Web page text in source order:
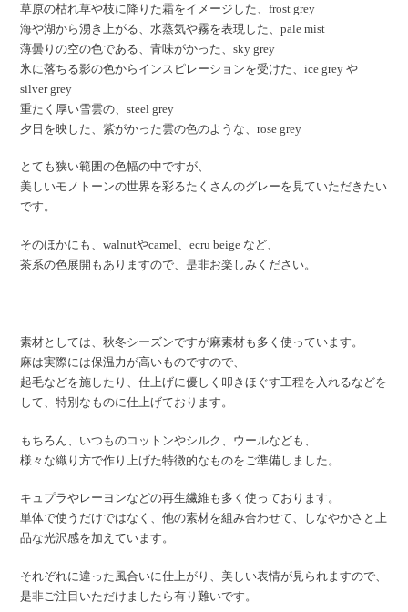
草原の枯れ草や枝に降りた霜をイメージした、frost grey
海や湖から湧き上がる、水蒸気や霧を表現した、pale mist
薄曇りの空の色である、青味がかった、sky grey
氷に落ちる影の色からインスピレーションを受けた、ice grey や
silver grey
重たく厚い雪雲の、steel grey
夕日を映した、紫がかった雲の色のような、rose grey
とても狭い範囲の色幅の中ですが、
美しいモノトーンの世界を彩るたくさんのグレーを見ていただきたい
です。
そのほかにも、walnutやcamel、ecru beige など、
茶系の色展開もありますので、是非お楽しみください。
素材としては、秋冬シーズンですが麻素材も多く使っています。
麻は実際には保温力が高いものですので、
起毛などを施したり、仕上げに優しく叩きほぐす工程を入れるなどを
して、特別なものに仕上げております。
もちろん、いつものコットンやシルク、ウールなども、
様々な織り方で作り上げた特徴的なものをご準備しました。
キュプラやレーヨンなどの再生繊維も多く使っております。
単体で使うだけではなく、他の素材を組み合わせて、しなやかさと上
品な光沢感を加えています。
それぞれに違った風合いに仕上がり、美しい表情が見られますので、
是非ご注目いただけましたら有り難いです。